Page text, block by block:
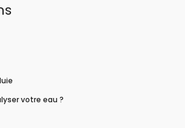
votre eau ?